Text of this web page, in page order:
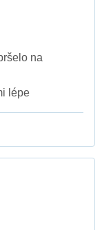
na
lépe